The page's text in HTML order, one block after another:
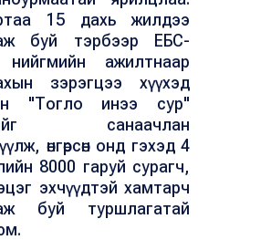
15 дахь жилдээ
буй тэрбээр ЕБС-
ажилтнаар
зэрэгцээ хүүхэд
"Тогло инээ сур"
санаачлан
өнгөрсөн онд гэхэд 4
8000 гаруй сурагч,
эхчүүдтэй хамтарч
буй туршлагатай